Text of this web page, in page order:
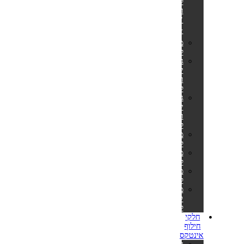
ואירועים
🎊
⭐
מזרונים
למים
גלגלי
ים
ואבובים
לבוגרים
גלגלי
ים
ואבובים
לילדים
מצופים
לילדים
משחקים
לבריכה
משאבות
לניפוח
מזרוני
קמפינג
לאירוח
חלקי
חילוף
אינטקס